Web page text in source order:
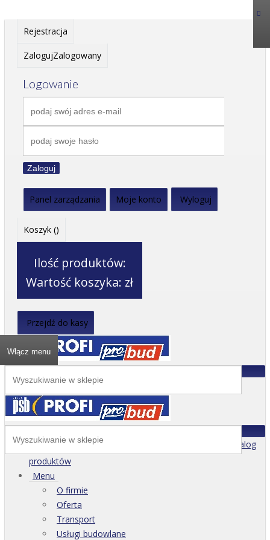
Rejestracja
ZalogujZalogowany
Logowanie
Zaloguj
Panel zarządzania Moje konto Wyloguj
Koszyk ()
Ilość produktów:
Wartość koszyka: zł
Przejdź do kasy
Włącz menu
Katalog
produktów
Menu
O firmie
Oferta
Transport
Usługi budowlane